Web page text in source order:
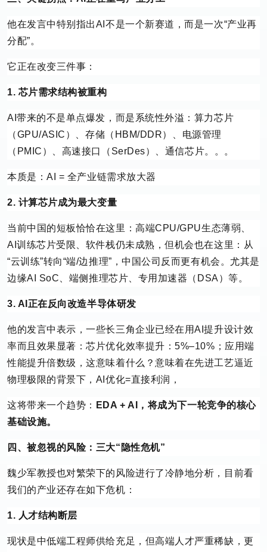
他在发言中特别指出AI不是一个新赛道，而是一次“产业再
分配”。
它正在改变三件事：
1. 芯片需求结构被重构
AI带来的不是单点爆发，而是系统性外溢：算力芯片
（GPU/ASIC）、存储（HBM/DDR）、电源管理
（PMIC）、高速接口（SerDes）、通信芯片。。。
本质是：AI = 全产业链需求放大器
2. 计算芯片成为最大变量
当前中国的短板恰恰在这里：高端CPU/GPU生态薄弱、
AI训练芯片受限、软件栈仍未成熟，但机会也在这里：从
“云训练”转向“端/边推理”，中国公司反而更有机会。尤其是
边缘AI SoC、端侧推理芯片、专用加速器（DSA）等。
3. AI正在反向改造半导体研发
他的发言中表示，一些长三角企业已经在用AI提升设计效
率而且效果显著：芯片优化效率提升：5%–10%；应用端
性能提升倍数级，这意味着什么？意味着在先进工艺逼近
物理极限的背景下，AI优化=直接利润，
这将带来一个趋势：
EDA + AI，将成为下一轮竞争的核心
基础设施。
四、被忽视的风险：三大“隐性危机”
魏少军教授也对繁荣下的风险进行了冷静地分析，目前看
我们的产业还存在如下危机：
1. 人才结构断层
现状是中低端工程师供给充足，但高端人才严重稀缺，更